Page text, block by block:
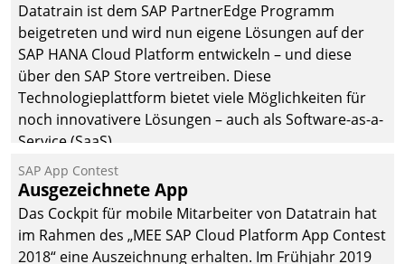
Datatrain ist dem SAP PartnerEdge Programm
beigetreten und wird nun eigene Lösungen auf der
SAP HANA Cloud Platform entwickeln – und diese
über den SAP Store vertreiben. Diese
Technologieplattform bietet viele Möglichkeiten für
noch innovativere Lösungen – auch als Software-as-a-
Service (SaaS).
SAP App Contest
Ausgezeichnete App
Das Cockpit für mobile Mitarbeiter von Datatrain hat
im Rahmen des „MEE SAP Cloud Platform App Contest
2018“ eine Auszeichnung erhalten. Im Frühjahr 2019